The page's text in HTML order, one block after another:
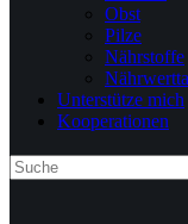
Obst
Pilze
Nährstoffe
Unterstütze mich
Kooperationen